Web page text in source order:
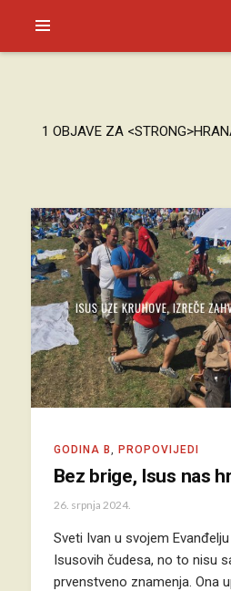
SAGUD.XYZ
1 OBJAVE ZA
GODINA B PROPOVIJEDI
Bez brige, Isus nas
26. srpnja 2024.
Sveti Ivan u svojem
Isusovih čudesa, no to nisu
prvenstveno znamenja. Ona